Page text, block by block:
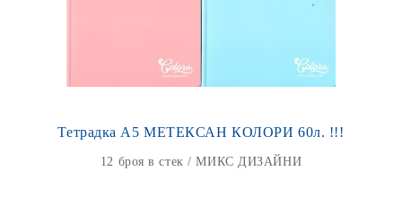
Тетрадка А5 МЕТЕКСАН КОЛОРИ 60л. !!!
12 броя в стек / МИКС ДИЗАЙНИ